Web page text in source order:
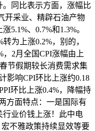
同比表示方面，涨幅比
开采业、精辟石油产物
5.1%、0.7%和1.3%。
为上涨0.2%，别的，
2月全国CPI涨幅由上
节假期较长消费需求集
影响CPI环比上涨约0.18
环比上涨0.4%，降幅持
方面特点：一是国际有
业价钱上涨！此中电
不雅政策持续显效等要